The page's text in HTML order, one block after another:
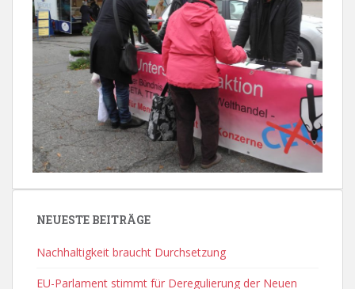
NEUESTE BEITRÄGE
Nachhaltigkeit braucht Durchsetzung
EU-Parlament stimmt für Deregulierung der Neuen